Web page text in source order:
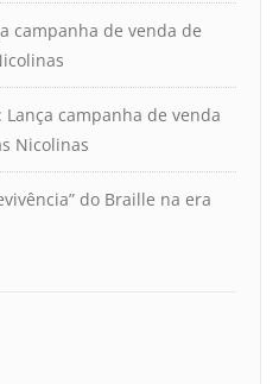
campanha de venda de
Lança campanha de venda
Nicolinas
do Braille na era